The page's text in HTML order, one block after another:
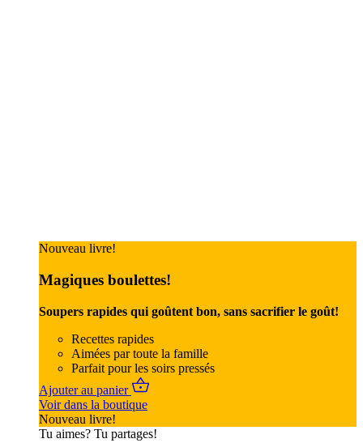
Nouveau livre!
Magiques boulettes!
Soupers rapides qui goûtent bon, sans sacrifier le goût!
Recettes rapides
Aimées par toute la famille
Parfait pour les soirs pressés
Ajouter au panier
Voir dans la boutique
Nouveau livre!
Tu aimes? Tu partages!